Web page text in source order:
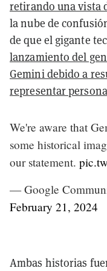
retirando una vista
la nube de
de que el gigante
lanzamiento del
Gemini debido a
representar
We're aware that
some historical
our statement.
— Google
February 21, 2024
Ambas historias